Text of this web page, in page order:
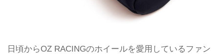
日頃からOZ RACINGのホイールを愛用しているファン